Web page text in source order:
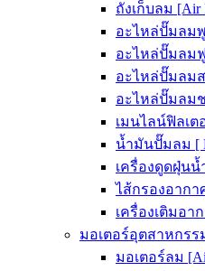
ถังเก็บลม [Air
อะไหล่ปั๊มลมพู
อะไหล่ปั๊มลมฟู
อะไหล่ปั๊มลมส
อะไหล่ปั๊มลมช
เมนไลน์ฟิลเต
น้ำมันปั๊มลม [
เครื่องดูดฝุ่นน้
ไส้กรองอากา
เครื่องเติมอา
มอเตอร์อุตสาหกรรม
มอเตอร์ลม